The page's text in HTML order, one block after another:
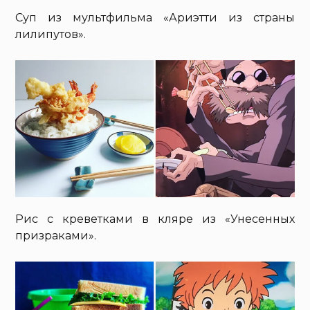
Суп из мультфильма «Ариэтти из страны
лилипутов».
Рис с креветками в кляре из «Унесенных
призраками».